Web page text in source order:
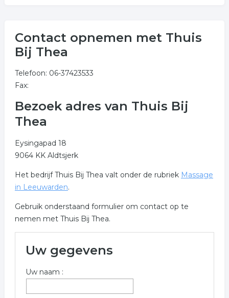
Contact opnemen met Thuis
Bij Thea
Telefoon: 06-37423533
Fax:
Bezoek adres van Thuis Bij
Thea
Eysingapad 18
9064 KK Aldtsjerk
Het bedrijf Thuis Bij Thea valt onder de rubriek Massage
in Leeuwarden.
Gebruik onderstaand formulier om contact op te
nemen met Thuis Bij Thea.
Uw gegevens
Uw naam :